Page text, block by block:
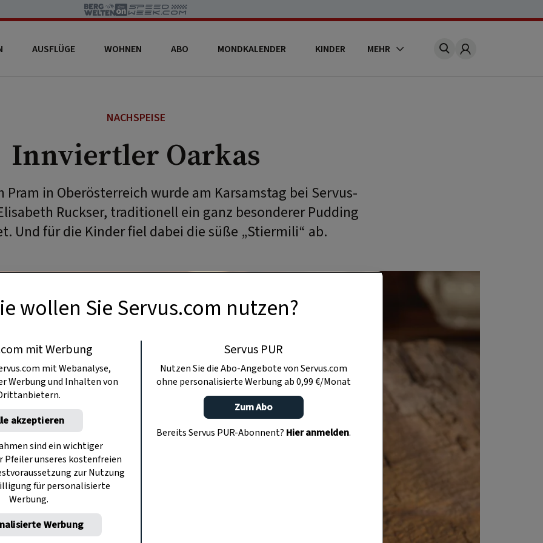
AUSFLÜGE WOHNEN ABO MONDKALENDER KINDER MEHR Account
NACHSPEISE
Innviertler Oarkas
Pram in Oberösterreich wurde am Karsamstag bei Servus-
Ruckser, traditionell ein ganz besonderer Pudding
Und für die Kinder fiel dabei die süße „Stiermili“ ab.
wollen Sie Servus.com nutzen?
mit Werbung
mit Webanalyse,
Werbung und Inhalten von
akzeptieren
sind ein wichtiger
unseres kostenfreien
zur Nutzung
für personalisierte
Werbung.
Werbung
Servus PUR
Nutzen Sie die Abo-Angebote von Servus.com
ohne personalisierte Werbung ab 0,99 €/Monat
Zum Abo
Bereits Servus PUR-Abonnent? Hier anmelden.